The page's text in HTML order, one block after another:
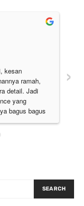
kesan
ramah,
detail. Jadi
yang
bagus bagus
›
SEARCH